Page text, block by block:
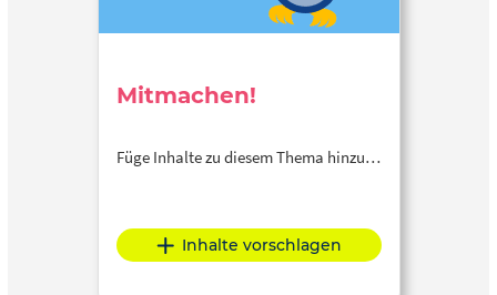
Mitmachen!
Füge Inhalte zu diesem Thema hinzu…
Inhalte vorschlagen